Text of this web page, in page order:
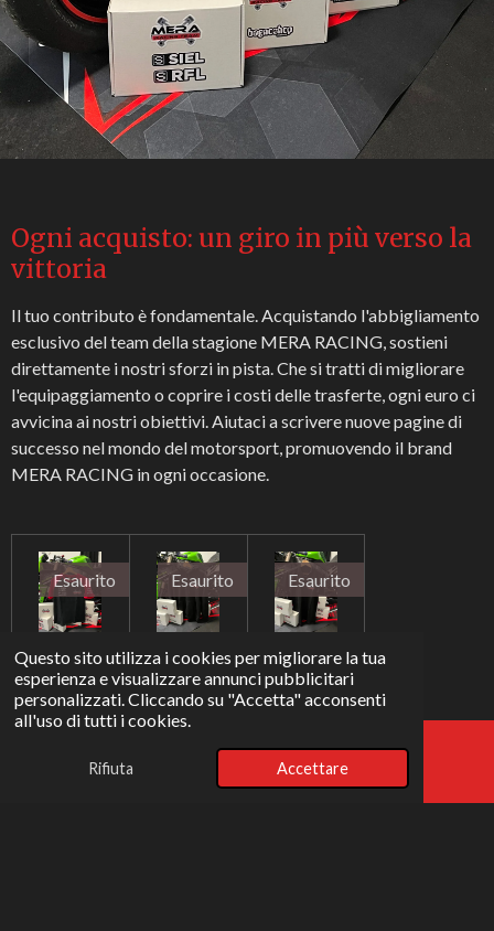
Questo sito utilizza i cookies per migliorare la tua
esperienza e visualizzare annunci pubblicitari
personalizzati. Cliccando su "Accetta" acconsenti
all'uso di tutti i cookies.
Rifiuta Accettare
Ogni acquisto: un giro in più verso la
vittoria
Il tuo contributo è fondamentale. Acquistando l'abbigliamento
esclusivo del team della stagione MERA RACING, sostieni
direttamente i nostri sforzi in pista. Che si tratti di migliorare
l'equipaggiamento o coprire i costi delle trasferte, ogni euro ci
avvicina ai nostri obiettivi. Aiutaci a scrivere nuove pagine di
successo nel mondo del motorsport, promuovendo il brand
MERA RACING in ogni occasione.
Esaurito
T-SHIRT
TEAM
#2026
39,90 €
Esaurito
HOODI
E MERA
RACING
Esaurito
POLO
MERA
RACING
54,90 €
Email Instagram